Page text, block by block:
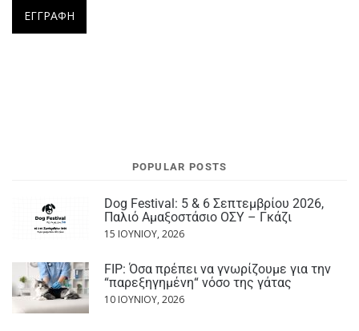
POPULAR POSTS
Dog Festival: 5 & 6 Σεπτεμβρίου 2026,
Παλιό Αμαξοστάσιο ΟΣΥ – Γκάζι
15 ΙΟΥΝΊΟΥ, 2026
FIP: Όσα πρέπει να γνωρίζουμε για την
“παρεξηγημένη“ νόσο της γάτας
10 ΙΟΥΝΊΟΥ, 2026